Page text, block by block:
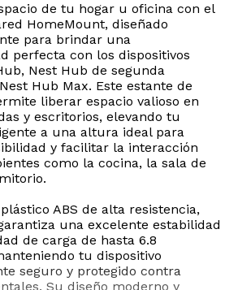
de tu hogar u oficina con el
HomeMount, diseñado
para brindar una
perfecta con los dispositivos
Nest Hub de segunda
Hub Max. Este estante de
liberar espacio valioso en
y escritorios, elevando tu
a una altura ideal para
y facilitar la interacción
como la cocina, la sala de
ABS de alta resistencia,
una excelente estabilidad
de carga de hasta 6.8
tu dispositivo
seguro y protegido contra
Su diseño moderno y